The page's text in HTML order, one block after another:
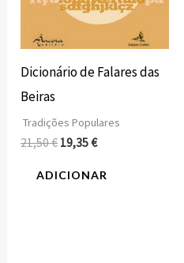
Dicionário de Falares das
Beiras
Tradições Populares
21,50€ 19,35€
ADICIONAR